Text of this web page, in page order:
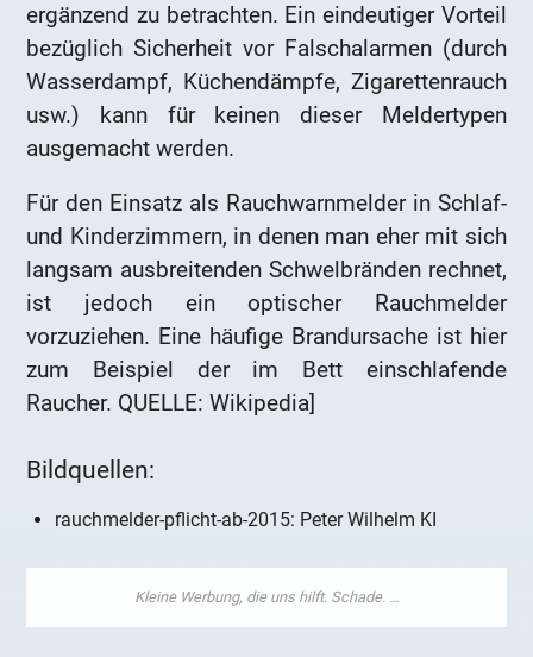
ergänzend zu betrachten. Ein eindeutiger Vorteil
bezüglich Sicherheit vor Falschalarmen (durch
Wasserdampf, Küchendämpfe, Zigarettenrauch
usw.) kann für keinen dieser Meldertypen
ausgemacht werden.
Für den Einsatz als Rauchwarnmelder in Schlaf-
und Kinderzimmern, in denen man eher mit sich
langsam ausbreitenden Schwelbränden rechnet,
ist jedoch ein optischer Rauchmelder
vorzuziehen. Eine häufige Brandursache ist hier
zum Beispiel der im Bett einschlafende
Raucher. QUELLE: Wikipedia]
Bildquellen:
rauchmelder-pflicht-ab-2015: Peter Wilhelm KI